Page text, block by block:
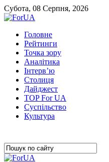
Субота, 08 Серпня, 2026
Головне
Рейтинги
Точка зору
Аналітика
Інтерв’ю
Столиця
Дайджест
TOP For UA
Суспiльство
Культура